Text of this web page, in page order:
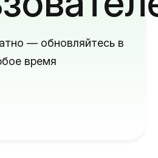
— обновляйтесь в
время